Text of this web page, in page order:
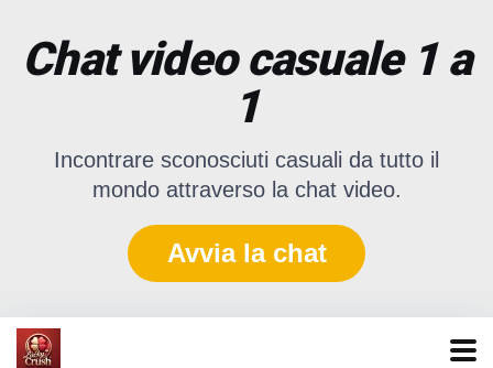
Chat video casuale 1 a
1
Incontrare sconosciuti casuali da tutto il
mondo attraverso la chat video.
Avvia la chat